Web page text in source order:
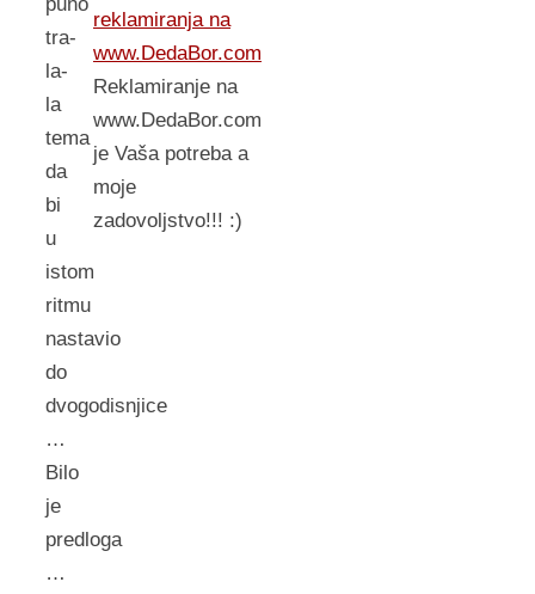
tra-
la-
la
tema
da
bi
u
istom
ritmu
nastavio
do
dvogodisnjice
…
Bilo
je
predloga
…
reklamiranja na
www.DedaBor.com
Reklamiranje na
www.DedaBor.com
je Vaša potreba a
moje
zadovoljstvo!!! :)